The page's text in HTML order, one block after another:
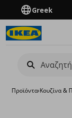
Greek
Προϊόντα›Κουζίνα &